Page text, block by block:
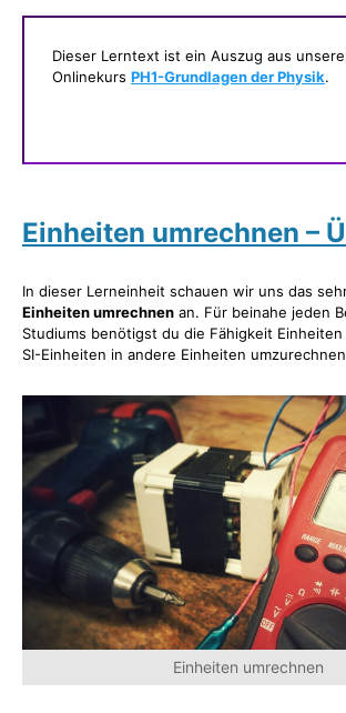
Dieser Lerntext ist ein Auszug aus
Onlinekurs PH1-Grundlagen der Physik.
Einheiten umrechnen –
In dieser Lerneinheit schauen wir uns das
Einheiten umrechnen an. Für beinahe jeden
Studiums benötigst du die Fähigkeit
SI-Einheiten in andere Einheiten
Einheiten umrechnen